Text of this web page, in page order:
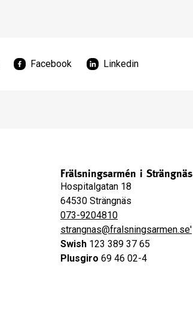
Facebook Linkedin
Frälsningsarmén i Strängnäs
Hospitalgatan 18
64530 Strängnäs
073-9204810
strangnas@fralsningsarmen.se'
Swish 123 389 37 65
Plusgiro 69 46 02-4